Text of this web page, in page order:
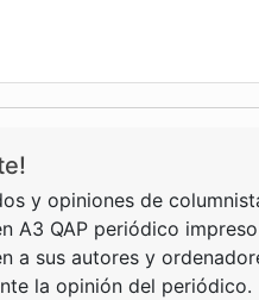
y opiniones de
A3 QAP periódico
a sus autores y
la opinión del periódico.